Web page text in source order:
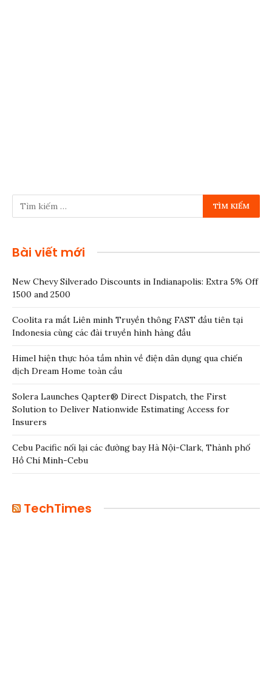
Bài viết mới
New Chevy Silverado Discounts in Indianapolis: Extra 5% Off
1500 and 2500
Coolita ra mắt Liên minh Truyền thông FAST đầu tiên tại
Indonesia cùng các đài truyền hình hàng đầu
Himel hiện thực hóa tầm nhìn về điện dân dụng qua chiến
dịch Dream Home toàn cầu
Solera Launches Qapter® Direct Dispatch, the First
Solution to Deliver Nationwide Estimating Access for
Insurers
Cebu Pacific nối lại các đường bay Hà Nội-Clark, Thành phố
Hồ Chí Minh-Cebu
TechTimes